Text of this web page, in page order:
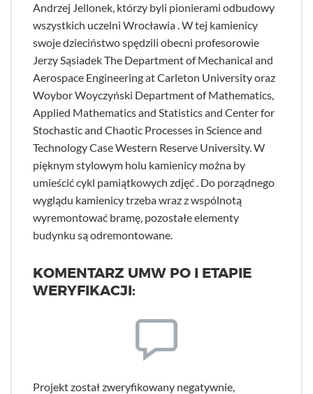
Andrzej Jellonek, którzy byli pionierami odbudowy
wszystkich uczelni Wrocławia . W tej kamienicy
swoje dzieciństwo spędzili obecni profesorowie
Jerzy Sąsiadek The Department of Mechanical and
Aerospace Engineering at Carleton University oraz
Woybor Woyczyński Department of Mathematics,
Applied Mathematics and Statistics and Center for
Stochastic and Chaotic Processes in Science and
Technology Case Western Reserve University. W
pięknym stylowym holu kamienicy można by
umieścić cykl pamiątkowych zdjęć . Do porządnego
wyglądu kamienicy trzeba wraz z wspólnotą
wyremontować bramę, pozostałe elementy
budynku są odremontowane.
KOMENTARZ UMW PO I ETAPIE
WERYFIKACJI:
Projekt został zweryfikowany negatywnie,